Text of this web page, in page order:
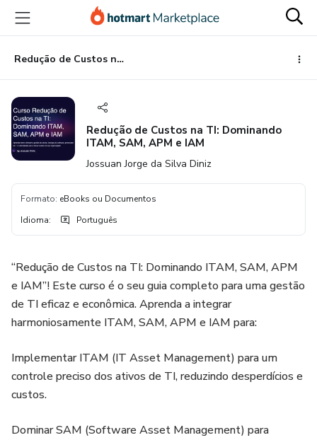
para
conteúdo
principal
para
pagamento
para
rodapé
Redução de Custos na TI: Dominando ITAM, SAM, APM e IAM
Redução de Custos na TI: Dominando
ITAM, SAM, APM e IAM
Jossuan Jorge da Silva Diniz
Formato: eBooks ou Documentos
Idioma: Português
“Redução de Custos na TI: Dominando ITAM, SAM, APM
e IAM”! Este curso é o seu guia completo para uma gestão
de TI eficaz e econômica. Aprenda a integrar
harmoniosamente ITAM, SAM, APM e IAM para:
Implementar ITAM (IT Asset Management) para um
controle preciso dos ativos de TI, reduzindo desperdícios e
custos.
Dominar SAM (Software Asset Management) para